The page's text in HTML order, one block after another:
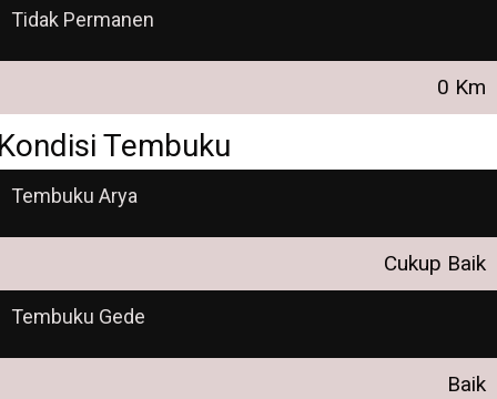
Tidak Permanen
0 Km
Tembuku
Tembuku Arya
Cukup Baik
Tembuku Gede
Baik